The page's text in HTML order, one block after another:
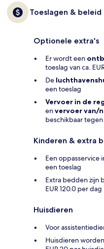
Toeslagen & beleid
Optionele extra's
Er wordt een
toeslag van ca.
De
een toeslag
Vervoer in de
envervoer van/
beschikbaar
Kinderen & extra
Een oppasservice
een toeslag
Extra bedden zijn
EUR 120.0 per dag
Huisdieren
Voor
Huisdieren